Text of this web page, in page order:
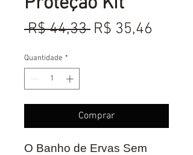
R$ 44,33 Preço
R$ 35,46
Quantidade *
Comprar
O Banho de Ervas Sem